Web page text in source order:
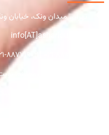
تهران، میدان ونک، خیابان
info[AT]asharlous.com